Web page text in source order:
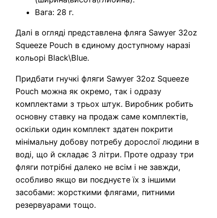
Вага: 28 г.
Далі в огляді представлена фляга Sawyer 32oz
Squeeze Pouch в єдиному доступному наразі
кольорі Black\Blue.
Придбати гнучкі фляги Sawyer 32oz Squeeze
Pouch можна як окремо, так і одразу
комплектами з трьох штук. Виробник робить
основну ставку на продаж саме комплектів,
оскільки один комплект здатен покрити
мінімальну добову потребу дорослої людини в
воді, що й складає 3 літри. Проте одразу три
фляги потрібні далеко не всім і не завжди,
особливо якщо ви поєднуєте їх з іншими
засобами: жорсткими флягами, питними
резервуарами тощо.